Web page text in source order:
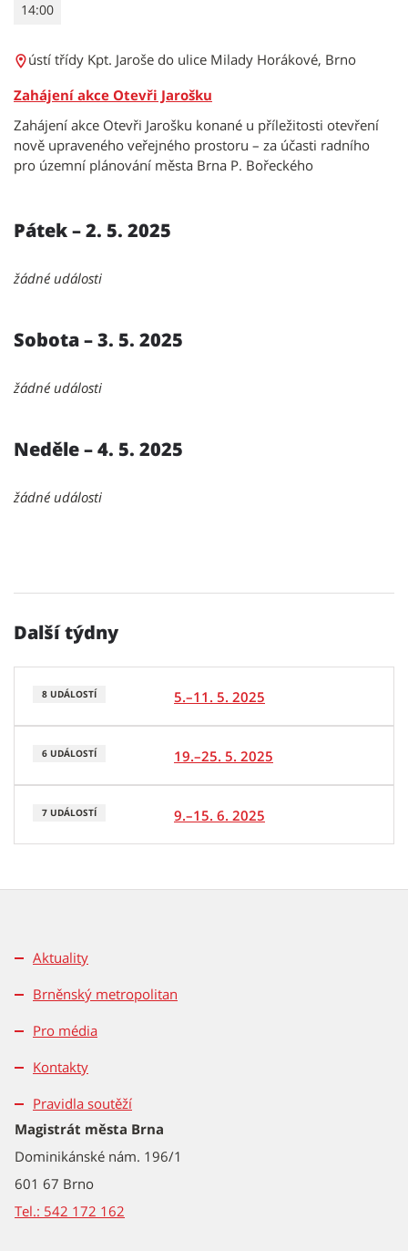
14:00
ústí třídy Kpt. Jaroše do ulice Milady Horákové, Brno
Zahájení akce Otevři Jarošku
Zahájení akce Otevři Jarošku konané u příležitosti otevření
nově upraveného veřejného prostoru – za účasti radního
pro územní plánování města Brna P. Bořeckého
Pátek – 2. 5. 2025
žádné události
Sobota – 3. 5. 2025
žádné události
Neděle – 4. 5. 2025
žádné události
Další týdny
8 UDÁLOSTÍ 5.–11. 5. 2025
6 UDÁLOSTÍ 19.–25. 5. 2025
7 UDÁLOSTÍ 9.–15. 6. 2025
Aktuality
Brněnský metropolitan
Pro média
Kontakty
Pravidla soutěží
Magistrát města Brna
Dominikánské nám. 196/1
601 67 Brno
Tel.: 542 172 162